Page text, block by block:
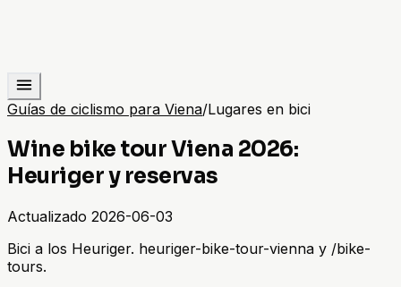
Guías de ciclismo para Viena/Lugares en bici
Wine bike tour Viena 2026:
Heuriger y reservas
Actualizado 2026-06-03
Bici a los Heuriger. heuriger-bike-tour-vienna y /bike-
tours.